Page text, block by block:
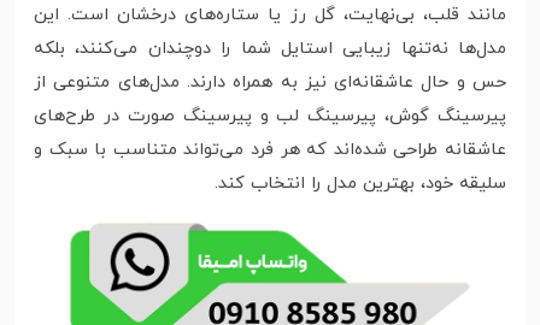
مانند قلب، بی‌نهایت، گل رز یا ستاره‌های درخشان است. این
مدل‌ها نه‌تنها زیبایی استایل شما را دوچندان می‌کنند، بلکه
حس و حال عاشقانه‌ای نیز به همراه دارند. مدل‌های متنوعی از
پیرسینگ گوش، پیرسینگ لب و پیرسینگ صورت در طرح‌های
عاشقانه طراحی شده‌اند که هر فرد می‌تواند متناسب با سبک و
سلیقه خود، بهترین مدل را انتخاب کند.